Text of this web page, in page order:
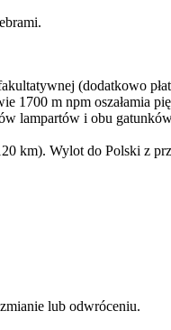
(dodatkowo
1700 m npm oszałamia
lampartów i obu
km). Wylot do Polski z
lub odwróceniu.